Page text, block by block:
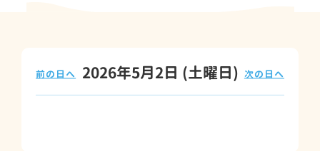
2026年5月2日 (土曜日)
前の日へ 次の日へ